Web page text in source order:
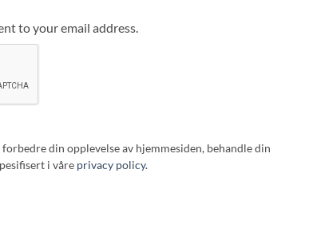
to your email address.
din opplevelse av hjemmesiden, behandle din
i våre privacy policy.